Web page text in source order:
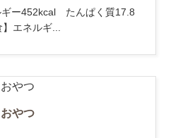
ギー452kcal たんぱく質17.8
エネルギ...
やつ